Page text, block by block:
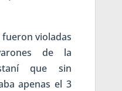
violadas
de la
que sin
apenas el 3